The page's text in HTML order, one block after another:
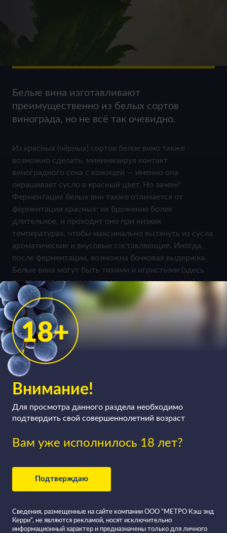
Внимание!
Для просмотра данного раздела необходимо
подтвердить свой совершеннолетний возраст
Вам уже исполнилось 18 лет?
Подтверждаю
Сведения, размещенные на сайте компании ООО “МЕТРО Кэш энд
Керри”, не являются рекламой, носят исключительно
информационный характер и предназначены только для личного
Белые вина изготавливают
преимущественно из белых сортов
винограда, но не всё так очевидно.
Из красных (чёрных) сортов белое вино также
возможно сделать, минимизируя контакт
виноградного сока с кожицей — именно она
окрашивает сусло в красный цвет. Но зачем?
Ферментация белых вин также отличается от
ферментации красных: их брожение более
длительное, и проходит оно при низких
температурах, чтобы максимально вытянуть из сусла
ароматические и вкусовые составляющие. Иногда,
после ферментации, возможна бочковая выдержка.
Белые вина могут быть тихими и игристыми (здесь
технология производства немного усложняется),
сухими, полусухими, полусладкими и сладкими, если
виноград содержал так много сахара, что дрожжи не
справились.